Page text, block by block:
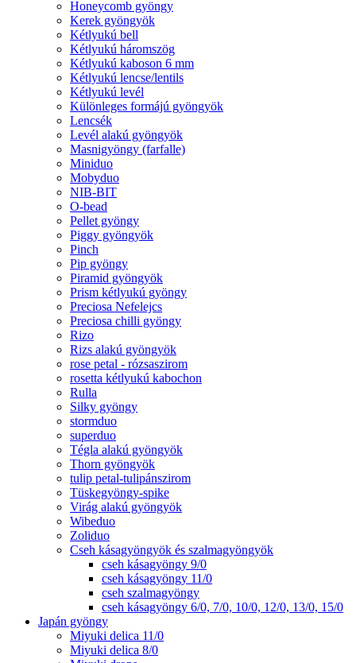
Honeycomb gyöngy
Kerek gyöngyök
Kétlyukú bell
Kétlyukú háromszög
Kétlyukú kaboson 6 mm
Kétlyukú lencse/lentils
Kétlyukú levél
Különleges formájú gyöngyök
Lencsék
Levél alakú gyöngyök
Masnigyöngy (farfalle)
Miniduo
Mobyduo
NIB-BIT
O-bead
Pellet gyöngy
Piggy gyöngyök
Pinch
Pip gyöngy
Piramid gyöngyök
Prism kétlyukú gyöngy
Preciosa Nefelejcs
Preciosa chilli gyöngy
Rizo
Rizs alakú gyöngyök
rose petal - rózsaszirom
rosetta kétlyukú kabochon
Rulla
Silky gyöngy
stormduo
superduo
Tégla alakú gyöngyök
Thorn gyöngyök
tulip petal-tulipánszirom
Tüskegyöngy-spike
Virág alakú gyöngyök
Wibeduo
Zoliduo
Cseh kásagyöngyök és szalmagyöngyök
cseh kásagyöngy 9/0
cseh kásagyöngy 11/0
cseh szalmagyöngy
cseh kásagyöngy 6/0, 7/0, 10/0, 12/0, 13/0, 15/0
Japán gyöngy
Miyuki delica 11/0
Miyuki delica 8/0